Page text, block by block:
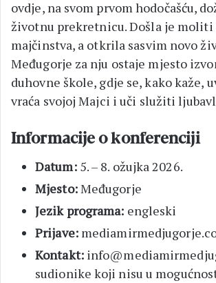
ovdje, na svom prvom hodočašću,
životnu prekretnicu. Došla je moliti
majčinstva, a otkrila sasvim novo
Međugorje za nju ostaje mjesto
duhovne škole, gdje se, kako kaže,
vraća svojoj Majci i uči služiti
Informacije o konferenciji
Datum:5. – 8. ožujka 2026.
Mjesto:Međugorje
Jezik programa: engleski
Prijave:
Kontakt:
sudionike koji nisu u